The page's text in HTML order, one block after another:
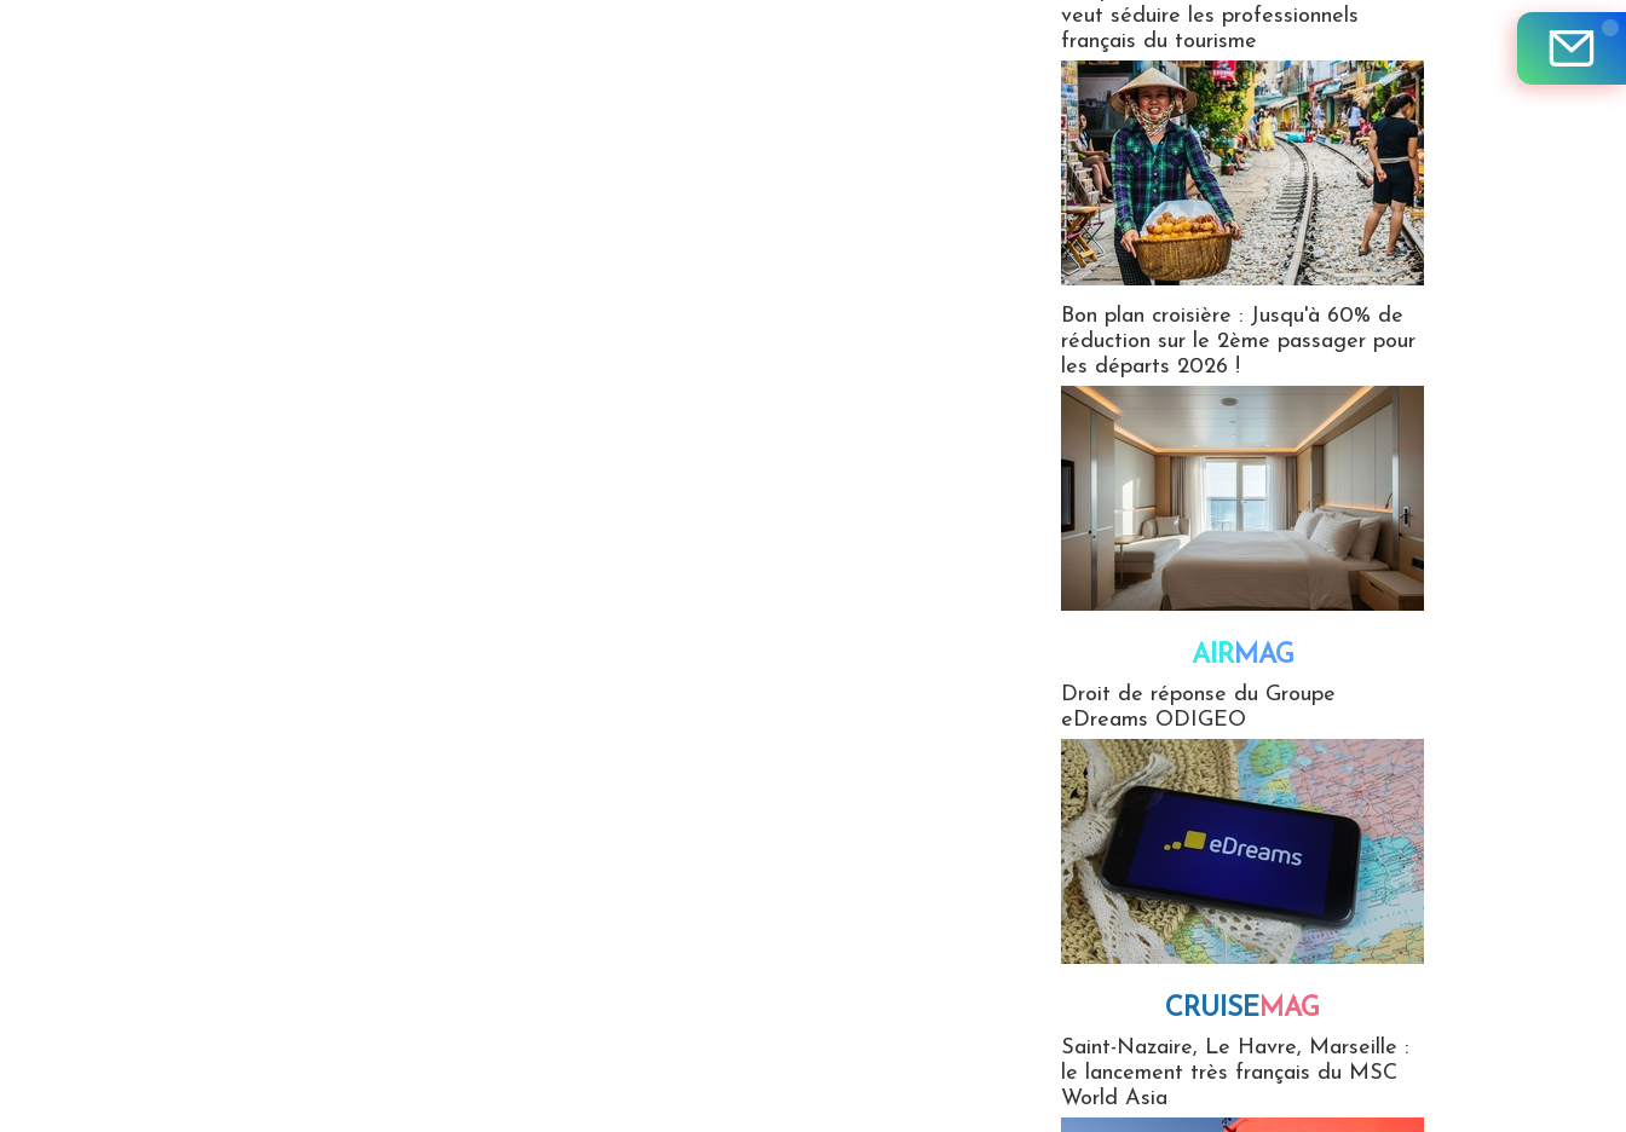
veut séduire les professionnels
français du tourisme
Bon plan croisière : Jusqu'à 60% de
réduction sur le 2ème passager pour
les départs 2026 !
AIRMAG
Droit de réponse du Groupe
eDreams ODIGEO
CRUISEMAG
Saint-Nazaire, Le Havre, Marseille :
le lancement très français du MSC
World Asia